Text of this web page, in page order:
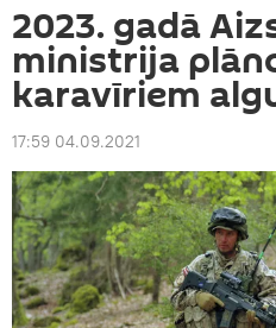
2023. gadā
ministrija
karavīriem
17:59 04.09.2021